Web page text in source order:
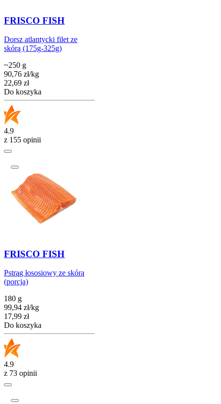
FRISCO FISH
Dorsz atlantycki filet ze
skórą (175g-325g)
~250 g
90,76 zł/kg
Cena
22,69 zł
Do koszyka
4.9
z 155 opinii
FRISCO FISH
Pstrąg łososiowy ze skórą
(porcja)
180 g
99,94 zł/kg
Cena
17,99 zł
Do koszyka
4.9
z 73 opinii